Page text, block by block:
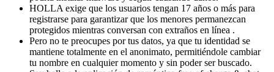
HOLLA exige que los usuarios tengan 17 años o más para
registrarse para garantizar que los menores permanezcan
protegidos mientras conversan con extraños en línea .
Pero no te preocupes por tus datos, ya que tu identidad se
mantiene totalmente en el anonimato, permitiéndole cambiar
tu nombre en cualquier momento y sin poder ser buscado.